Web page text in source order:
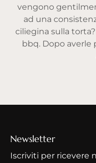
vengono
ad una
ciliegina sulla
bbq. Dopo
Newsletter
Iscriviti per ricevere